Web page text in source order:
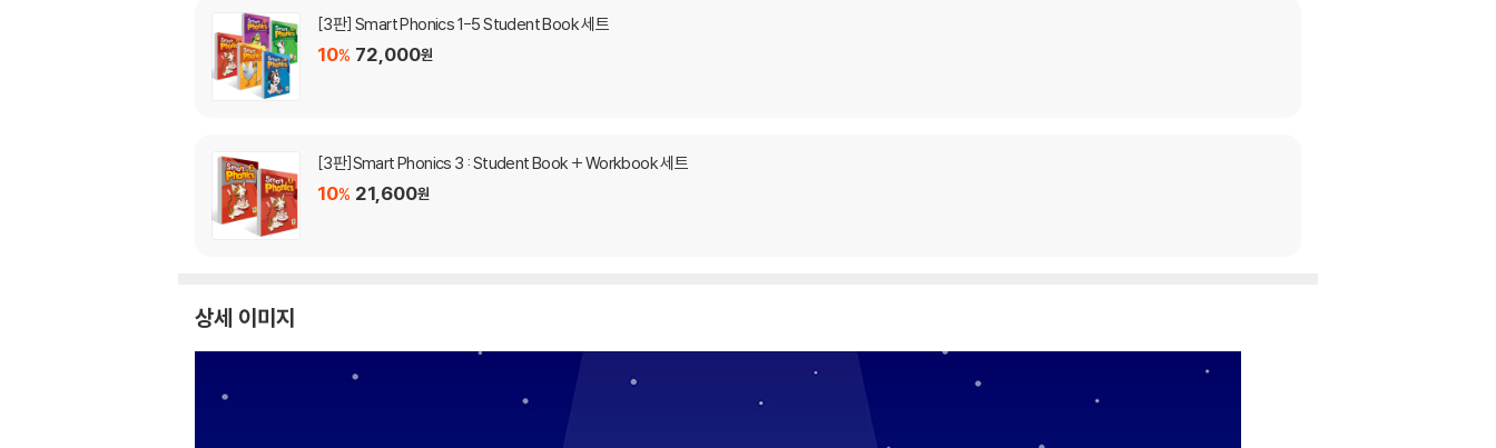
[3판] Smart Phonics 1-5 Student Book 세트
10% 72,000원
[3판]Smart Phonics 3 : Student Book + Workbook 세트
10% 21,600원
상세 이미지